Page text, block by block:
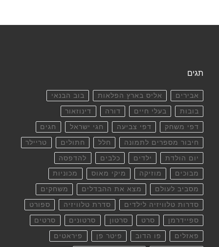
תגים
אבירים אליס בארץ הפלאות בוב הבנאי
בובות בעלי חיים דורה דינוזאור
דפי משחק דפי צביעה חגי ישראל חגים
חיבור מספרים לתמונה חלל חתולים טריילר
יום הולדת ילדים כלבים להדפסה
מבוכים מוזיקה מיקי מאוס מכוניות
מסביב לעולם מצא את ההבדלים משחקים
סדרות טלוויזיה לילדים סדרת טלוויזיה ספורט
ספיידרמן סרט סרטון סרטונים סרטים
פאזלים פו הדוב פיטר פן פיראטים